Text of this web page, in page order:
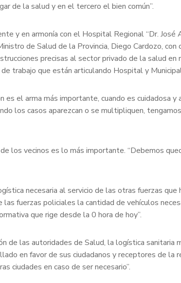
de la salud y en el tercero el bien común”.
y en armonía con el Hospital Regional “Dr. José
de Salud de la Provincia, Diego Cardozo, con
precisas al sector privado de la salud en
trabajo que están articulando Hospital y
es el arma más importante, cuando es cuidadosa y
los casos aparezcan o se multipliquen,
los vecinos es lo más importante. “Debemos
necesaria al servicio de las otras fuerzas
las fuerzas policiales la cantidad de vehículos
que rige desde la 0 hora de hoy”.
de las autoridades de Salud, la logística sanitaria
en favor de sus ciudadanos y receptores de la
ciudades en caso de ser necesario”.